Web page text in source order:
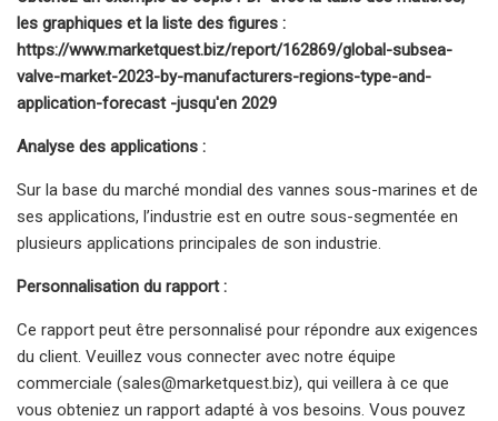
les graphiques et la liste des figures :
https://www.marketquest.biz/report/162869/global-subsea-
valve-market-2023-by-manufacturers-regions-type-and-
application-forecast -jusqu'en 2029
Analyse des applications :
Sur la base du marché mondial des vannes sous-marines et de
ses applications, l’industrie est en outre sous-segmentée en
plusieurs applications principales de son industrie.
Personnalisation du rapport :
Ce rapport peut être personnalisé pour répondre aux exigences
du client. Veuillez vous connecter avec notre équipe
commerciale (sales@marketquest.biz), qui veillera à ce que
vous obteniez un rapport adapté à vos besoins. Vous pouvez